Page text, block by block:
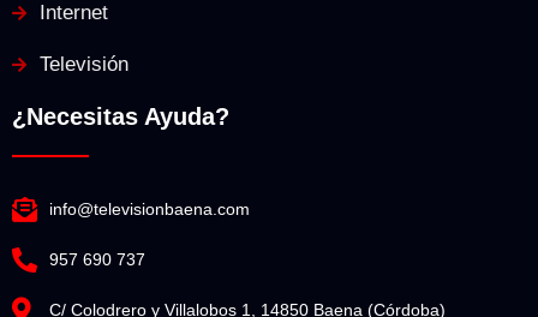
Internet
Televisión
¿Necesitas Ayuda?
info@televisionbaena.com
957 690 737
C/ Colodrero y Villalobos 1, 14850 Baena (Córdoba)